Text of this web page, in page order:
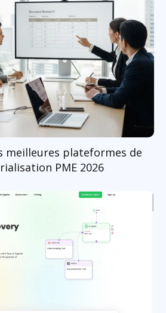
meilleures plateformes de
PME 2026